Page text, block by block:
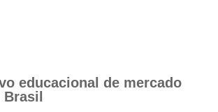
educacional de mercado